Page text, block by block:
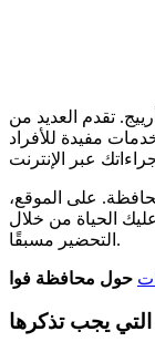
تقدم العديد من
مفيدة للأفراد
على الموقع،
الحياة من خلال
التحضير مسبقًا.
التي يجب تذكرها